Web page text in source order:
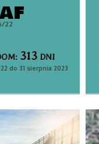
22
313DNI
do 31 sierpnia 2023